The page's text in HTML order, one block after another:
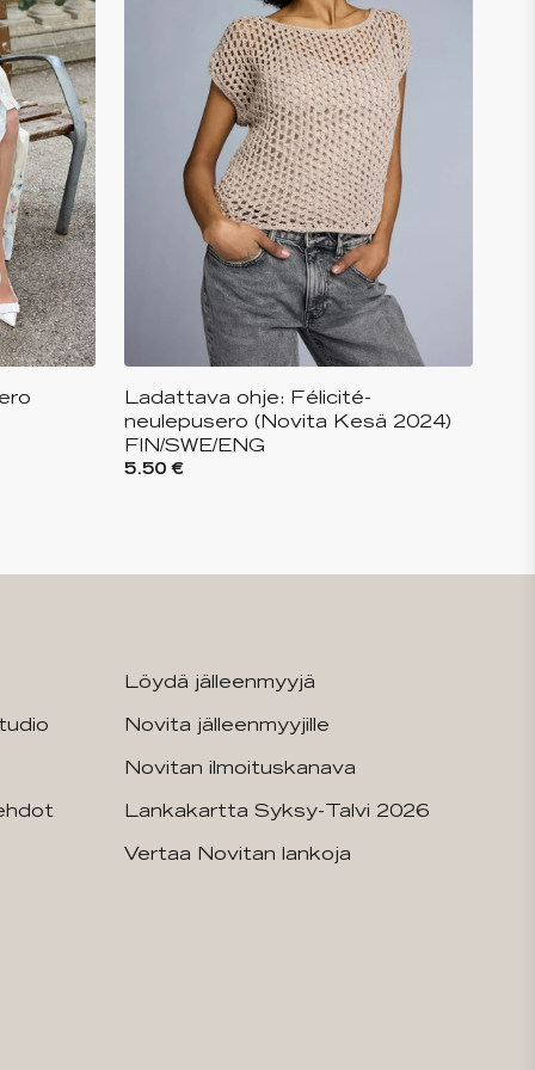
Ladattava ohje: Félicité-
neulepusero (Novita Kesä 2024)
FIN/SWE/ENG
5.50 €
Löydä jälleenmyyjä
Novita jälleenmyyjille
Novitan ilmoituskanava
Lankakartta Syksy-Talvi 2026
Vertaa Novitan lankoja